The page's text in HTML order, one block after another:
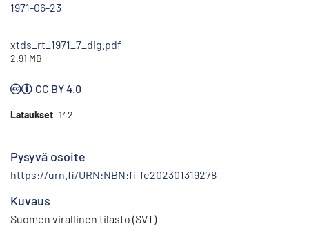
1971-06-23
xtds_rt_1971_7_dig.pdf
2.91 MB
CC BY 4.0
Lataukset 142
Pysyvä osoite
https://urn.fi/URN:NBN:fi-fe202301319278
Kuvaus
Suomen virallinen tilasto (SVT)